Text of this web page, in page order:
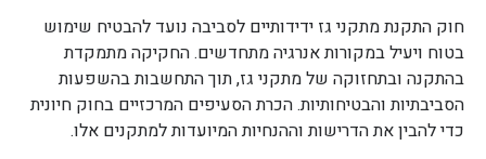
חוק התקנת מתקני גז ידידותיים לסביבה נועד להבטיח שימוש
בטוח ויעיל במקורות אנרגיה מתחדשים. החקיקה מתמקדת
בהתקנה ובתחזוקה של מתקני גז, תוך התחשבות בהשפעות
הסביבתיות והבטיחותיות. הכרת הסעיפים המרכזיים בחוק חיונית
כדי להבין את הדרישות וההנחיות המיועדות למתקנים אלו.